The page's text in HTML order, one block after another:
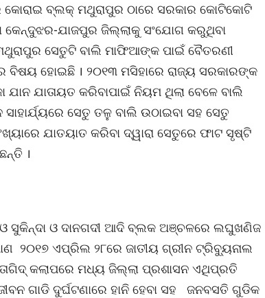
କୋରାଇ ବ୍ଲକ୍ ମଥୁରାପୁର ଠାରେ ସରକାର କୋଟିକୋଟି
କେନ୍ଦୁଝର-ଯାଜପୁର ଜିଲ୍ଲାକୁ ସଂଯୋଗ କରୁଥିବା
ସେତୁଟି ବାଲି ମାଫିଆଙ୍କ ପାଇଁ ବୈତରଣୀ
ବିଷୟ ହୋଇଛି । ୨୦୧୩ ମସିହାରେ ରାଜ୍ୟ ସରକାରଙ୍କ
ଯାନ ଯାତାୟତ କରିବାପାଇଁ ନିୟମ ଥିଲା ବେଳେ ବାଲି
ସେତୁ ତଳୁ ବାଲି ଉଠାଇବା ସହ ସେତୁ
ଯାତୟାତ କରିବା ଦ୍ୱାରା ସେତୁରେ ଫାଟ ସୃଷ୍ଟି
।
ସୁକିନ୍ଦା ଓ ଦାନଗଦୀ ଆଦି ବ୍ଲକ ଅଞ୍ଚଳରେ ଲଘୁଖଣିଜ
୨୦୧୭ ଏପ୍ରିଲ ୨୮ରେ ଜାତୀୟ ଗ୍ରୀନ ଟ୍ରିବ୍ୟୁନାଲ
କଲାପରେ ମଧ୍ୟ ଜିଲ୍ଲା ପ୍ରଶାସନ ଏଥିପ୍ରତି
ଗାଡି ଦୁର୍ଘଟଣାରେ ହାନି ହେବା ସହ ଜନବସତି ଗୁଡିକ